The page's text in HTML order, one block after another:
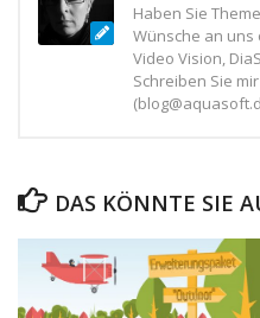
Haben Sie
Wünsche an uns
Video Vision,
Schreiben Sie
DAS KÖNNTE SIE